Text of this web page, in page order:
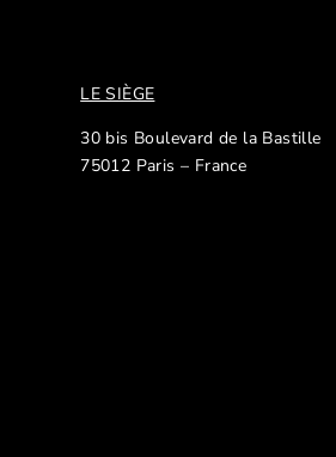
LE SIÈGE
30 bis Boulevard de la Bastille
75012 Paris – France